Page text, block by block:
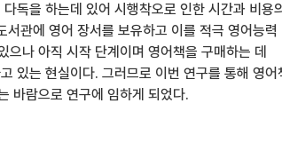
독을 하는데 있어 시행착오로 인한 시간과 비용의
관에 영어 장서를 보유하고 이를 적극 영어능력
나 아직 시작 단계이며 영어책을 구매하는 데
있는 현실이다. 그러므로 이번 연구를 통해 영어
바람으로 연구에 임하게 되었다.